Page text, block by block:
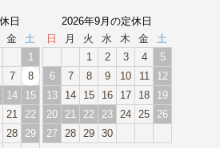
日
金
土
1
7
8
14
15
21
22
28
29
2026年9月の定休日
日
月 火 水 木 金
土
1
2 3 4
5
6
7 8 9 10 11
12
13
14 15 16 17 18
19
20
21 22 23 24 25
26
27 28 29 30